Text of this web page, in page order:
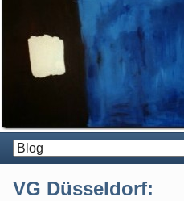
VG Düsseldorf: